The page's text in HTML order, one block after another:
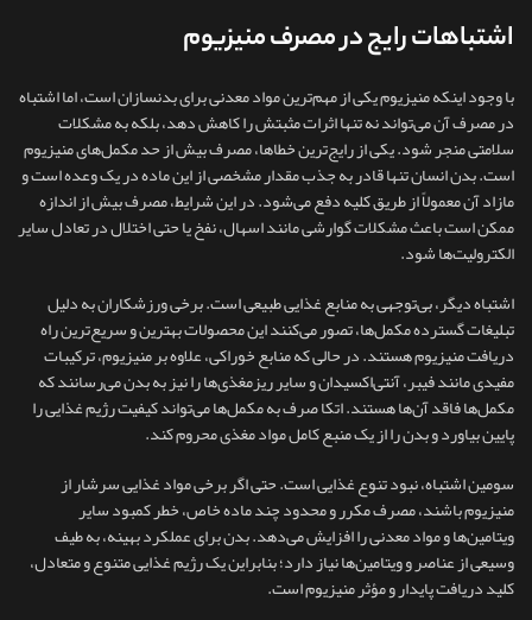
اشتباهات رایج در مصرف منیزیوم
با وجود اینکه منیزیوم یکی از مهم‌ترین مواد معدنی برای بدنسازان است، اما اشتباه
در مصرف آن می‌تواند نه‌ تنها اثرات مثبتش را کاهش دهد، بلکه به مشکلات
سلامتی منجر شود. یکی از رایج‌ترین خطاها، مصرف بیش از حد مکمل‌های منیزیوم
است. بدن انسان تنها قادر به جذب مقدار مشخصی از این ماده در یک وعده است و
مازاد آن معمولاً از طریق کلیه دفع می‌شود. در این شرایط، مصرف بیش از اندازه
ممکن است باعث مشکلات گوارشی مانند اسهال، نفخ یا حتی اختلال در تعادل سایر
الکترولیت‌ها شود.
اشتباه دیگر، بی‌توجهی به منابع غذایی طبیعی است. برخی ورزشکاران به دلیل
تبلیغات گسترده مکمل‌ها، تصور می‌کنند این محصولات بهترین و سریع‌ترین راه
دریافت منیزیوم هستند. در حالی که منابع خوراکی، علاوه بر منیزیوم، ترکیبات
مفیدی مانند فیبر، آنتی‌اکسیدان و سایر ریزمغذی‌ها را نیز به بدن می‌رسانند که
مکمل‌ها فاقد آن‌ها هستند. اتکا صرف به مکمل‌ها می‌تواند کیفیت رژیم غذایی را
پایین بیاورد و بدن را از یک منبع کامل مواد مغذی محروم کند.
سومین اشتباه، نبود تنوع غذایی است. حتی اگر برخی مواد غذایی سرشار از
منیزیوم باشند، مصرف مکرر و محدود چند ماده خاص، خطر کمبود سایر
ویتامین‌ها و مواد معدنی را افزایش می‌دهد. بدن برای عملکرد بهینه، به طیف
وسیعی از عناصر و ویتامین‌ها نیاز دارد؛ بنابراین یک رژیم غذایی متنوع و متعادل،
کلید دریافت پایدار و مؤثر منیزیوم است.